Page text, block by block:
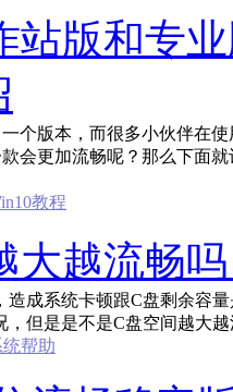
站版和专
个版本，而很多小伙伴在
会更加流畅呢？那么下面
教程
大越流畅
造成系统卡顿跟C盘剩余容
但是是不是C盘空间越大
统帮助